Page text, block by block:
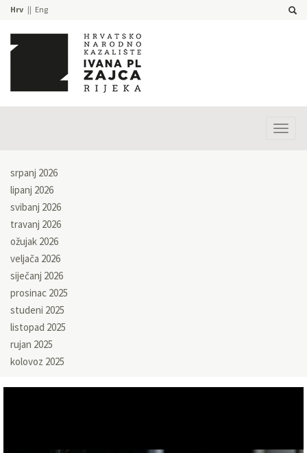
Hrv Eng
srpanj 2026
lipanj 2026
svibanj 2026
travanj 2026
ožujak 2026
veljača 2026
siječanj 2026
prosinac 2025
studeni 2025
listopad 2025
rujan 2025
kolovoz 2025